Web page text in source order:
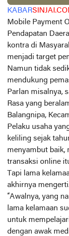
KABAR
Mobile Payment
Pendapatan
kontra di
menjadi target
Namun tidak
mendukung
Parlan misalnya,
Rasa yang
Balangnipa,
Pelaku usaha
keliling sejak
menyambut baik,
transaksi online
Tapi lama
akhirnya
“Awalnya, yang
lama kelamaan
untuk
dengan awak